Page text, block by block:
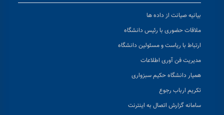
بیانیه صیانت از داده ها
ملاقات حضوری با رئیس دانشگاه
ارتباط با ریاست و مسئولین دانشگاه
مدیریت فن آوری اطلاعات
همیار دانشگاه حکیم سبزواری
تکریم ارباب رجوع
سامانه گزارش اتصال به اینترنت